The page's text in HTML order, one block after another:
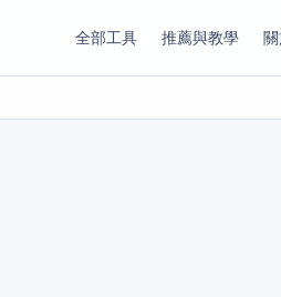
全部工具 推薦與教學